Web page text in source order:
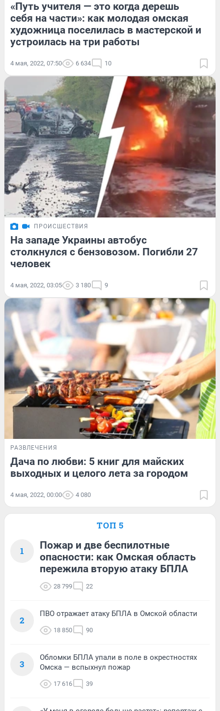
«Путь учителя — это когда дерешь
себя на части»: как молодая омская
художница поселилась в мастерской и
устроилась на три работы
4 мая, 2022, 07:50 6 634 10
ПРОИСШЕСТВИЯ
На западе Украины автобус
столкнулся с бензовозом. Погибли 27
человек
4 мая, 2022, 03:05 3 180 9
РАЗВЛЕЧЕНИЯ
Дача по любви: 5 книг для майских
выходных и целого лета за городом
4 мая, 2022, 00:00 4 080
ТОП 5
1
Пожар и две беспилотные
опасности: как Омская область
пережила вторую атаку БПЛА
28 799 22
2
ПВО отражает атаку БПЛА в Омской области
18 850 90
3
Обломки БПЛА упали в поле в окрестностях
Омска — вспыхнул пожар
17 616 39